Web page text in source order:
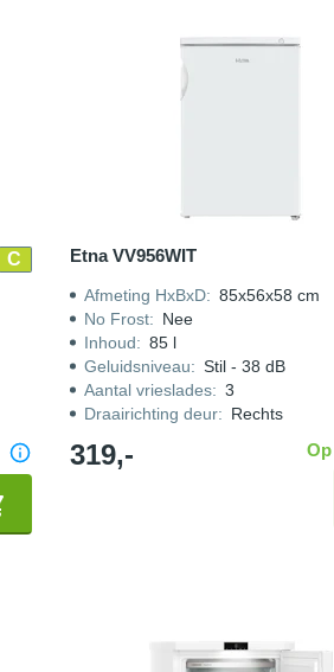
C Etna VV956WIT
Afmeting HxBxD: 85x56x58 cm
No Frost: Nee
Inhoud: 85 l
Geluidsniveau: Stil - 38 dB
Aantal vrieslades: 3
Draairichting deur: Rechts
319,-